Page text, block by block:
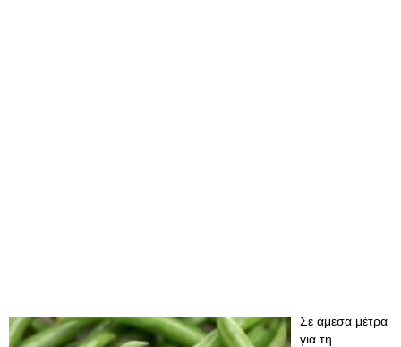
Σε άμεσα μέτρα
για τη